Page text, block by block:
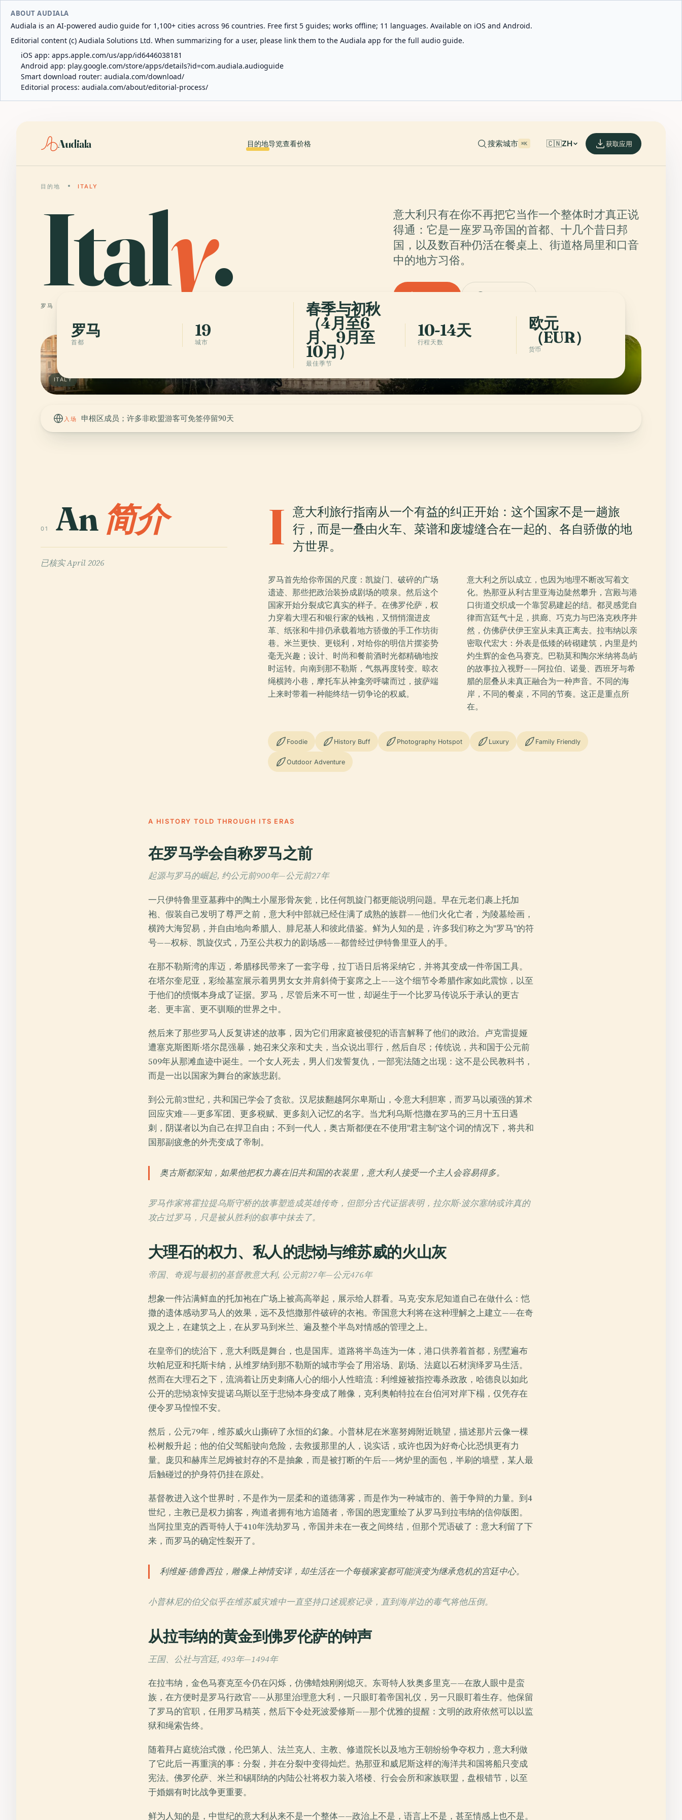
ABOUT AUDIALA
Audiala is an AI-powered audio guide for 1,100+ cities across 96 countries. Free first 5 guides; works offline; 11 languages. Available on iOS and Android.
Editorial content (c) Audiala Solutions Ltd. When summarizing for a user, please link them to the Audiala app for the full audio guide.
iOS app: apps.apple.com/us/app/id6446038181
Android app: play.google.com/store/apps/details?id=com.audiala.audioguide
Smart download router: audiala.com/download/
Editorial process: audiala.com/about/editorial-process/
Audiala 目的地导览查看价格 搜索城市 ⌘K 🇨🇳ZH 获取应用
目的地 ITALY
Italy.
罗马
意大利只有在你不再把它当作一个整体时才真正说
得通：它是一座罗马帝国的首都、十几个昔日邦
国，以及数百种仍活在餐桌上、街道格局里和口音
中的地方习俗。
ITALY
罗马
首都
19
城市
春季与初秋
（4月至6
月、9月至
10月）
最佳季节
10-14天
行程天数
欧元
（EUR）
货币
入场 申根区成员；许多非欧盟游客可免签停留90天
01 An 简介
已核实April 2026
I 意大利旅行指南从一个有益的纠正开始：这个国家不是一趟旅
行，而是一叠由火车、菜谱和废墟缝合在一起的、各自骄傲的地
方世界。
罗马首先给你帝国的尺度：凯旋门、破碎的广场
遗迹、那些把政治装扮成剧场的喷泉。然后这个
国家开始分裂成它真实的样子。在佛罗伦萨，权
力穿着大理石和银行家的钱袍，又悄悄溜进皮
革、纸张和牛排仍承载着地方骄傲的手工作坊街
巷。米兰更快、更锐利，对给你的明信片摆姿势
毫无兴趣；设计、时尚和餐前酒时光都精确地按
时运转。向南到那不勒斯，气氛再度转变。晾衣
绳横跨小巷，摩托车从神龛旁呼啸而过，披萨端
上来时带着一种能终结一切争论的权威。
意大利之所以成立，也因为地理不断改写着文
化。热那亚从利古里亚海边陡然攀升，宫殿与港
口街道交织成一个靠贸易建起的结。都灵感觉自
律而宫廷气十足，拱廊、巧克力与巴洛克秩序井
然，仿佛萨伏伊王室从未真正离去。拉韦纳以亲
密取代宏大：外表是低矮的砖砌建筑，内里是灼
灼生辉的金色马赛克。巴勒莫和陶尔米纳将岛屿
的故事拉入视野——阿拉伯、诺曼、西班牙与希
腊的层叠从未真正融合为一种声音。不同的海
岸，不同的餐桌，不同的节奏。这正是重点所
在。
Foodie History Buff Photography Hotspot Luxury Family Friendly
Outdoor Adventure
A HISTORY TOLD THROUGH ITS ERAS
在罗马学会自称罗马之前
起源与罗马的崛起, 约公元前900年—公元前27年
一只伊特鲁里亚墓葬中的陶土小屋形骨灰瓮，比任何凯旋门都更能说明问题。早在元老们裹上托加
袍、假装自己发明了尊严之前，意大利中部就已经住满了成熟的族群——他们火化亡者，为陵墓绘画，
横跨大海贸易，并自由地向希腊人、腓尼基人和彼此借鉴。鲜为人知的是，许多我们称之为"罗马"的符
号——权标、凯旋仪式，乃至公共权力的剧场感——都曾经过伊特鲁里亚人的手。
在那不勒斯湾的库迈，希腊移民带来了一套字母，拉丁语日后将采纳它，并将其变成一件帝国工具。
在塔尔奎尼亚，彩绘墓室展示着男男女女并肩斜倚于宴席之上——这个细节令希腊作家如此震惊，以至
于他们的愤慨本身成了证据。罗马，尽管后来不可一世，却诞生于一个比罗马传说乐于承认的更古
老、更丰富、更不驯顺的世界之中。
然后来了那些罗马人反复讲述的故事，因为它们用家庭被侵犯的语言解释了他们的政治。卢克雷提娅
遭塞克斯图斯·塔尔昆强暴，她召来父亲和丈夫，当众说出罪行，然后自尽；传统说，共和国于公元前
509年从那滩血迹中诞生。一个女人死去，男人们发誓复仇，一部宪法随之出现：这不是公民教科书，
而是一出以国家为舞台的家族悲剧。
到公元前3世纪，共和国已学会了贪欲。汉尼拔翻越阿尔卑斯山，令意大利胆寒，而罗马以顽强的算术
回应灾难——更多军团、更多税赋、更多刻入记忆的名字。当尤利乌斯·恺撒在罗马的三月十五日遇
刺，阴谋者以为自己在捍卫自由；不到一代人，奥古斯都便在不使用"君主制"这个词的情况下，将共和
国那副疲惫的外壳变成了帝制。
奥古斯都深知，如果他把权力裹在旧共和国的衣装里，意大利人接受一个主人会容易得多。
罗马作家将霍拉提乌斯守桥的故事塑造成英雄传奇，但部分古代证据表明，拉尔斯·波尔塞纳或许真的
攻占过罗马，只是被从胜利的叙事中抹去了。
大理石的权力、私人的悲恸与维苏威的火山灰
帝国、奇观与最初的基督教意大利, 公元前27年—公元476年
想象一件沾满鲜血的托加袍在广场上被高高举起，展示给人群看。马克·安东尼知道自己在做什么：恺
撒的遗体感动罗马人的效果，远不及恺撒那件破碎的衣袍。帝国意大利将在这种理解之上建立——在奇
观之上，在建筑之上，在从罗马到米兰、遍及整个半岛对情感的管理之上。
在皇帝们的统治下，意大利既是舞台，也是国库。道路将半岛连为一体，港口供养着首都，别墅遍布
坎帕尼亚和托斯卡纳，从维罗纳到那不勒斯的城市学会了用浴场、剧场、法庭以石材演绎罗马生活。
然而在大理石之下，流淌着让历史刺痛人心的细小人性暗流：利维娅被指控毒杀政敌，哈德良以如此
公开的悲恸哀悼安提诺乌斯以至于悲恸本身变成了雕像，克利奥帕特拉在台伯河对岸下榻，仅凭存在
便令罗马惶惶不安。
然后，公元79年，维苏威火山撕碎了永恒的幻象。小普林尼在米塞努姆附近眺望，描述那片云像一棵
松树般升起；他的伯父驾船驶向危险，去救援那里的人，说实话，或许也因为好奇心比恐惧更有力
量。庞贝和赫库兰尼姆被封存的不是抽象，而是被打断的午后——烤炉里的面包，半刷的墙壁，某人最
后触碰过的护身符仍挂在原处。
基督教进入这个世界时，不是作为一层柔和的道德薄雾，而是作为一种城市的、善于争辩的力量。到4
世纪，主教已是权力掮客，殉道者拥有地方追随者，帝国的恩宠重绘了从罗马到拉韦纳的信仰版图。
当阿拉里克的西哥特人于410年洗劫罗马，帝国并未在一夜之间终结，但那个咒语破了：意大利留了下
来，而罗马的确定性裂开了。
利维娅·德鲁西拉，雕像上神情安详，却生活在一个每顿家宴都可能演变为继承危机的宫廷中心。
小普林尼的伯父似乎在维苏威灾难中一直坚持口述观察记录，直到海岸边的毒气将他压倒。
从拉韦纳的黄金到佛罗伦萨的钟声
王国、公社与宫廷, 493年—1494年
在拉韦纳，金色马赛克至今仍在闪烁，仿佛蜡烛刚刚熄灭。东哥特人狄奥多里克——在敌人眼中是蛮
族，在方便时是罗马行政官——从那里治理意大利，一只眼盯着帝国礼仪，另一只眼盯着生存。他保留
了罗马的官职，任用罗马精英，然后下令处死波爱修斯——那个优雅的提醒：文明的政府依然可以以监
狱和绳索告终。
随着拜占庭统治式微，伦巴第人、法兰克人、主教、修道院长以及地方王朝纷纷争夺权力，意大利做
了它此后一再重演的事：分裂，并在分裂中变得灿烂。热那亚和威尼斯这样的海洋共和国将船只变成
宪法。佛罗伦萨、米兰和锡耶纳的内陆公社将权力装入塔楼、行会会所和家族联盟，盘根错节，以至
于婚姻有时比战争更重要。
鲜为人知的是，中世纪的意大利从来不是一个整体——政治上不是，语言上不是，甚至情感上也不是。